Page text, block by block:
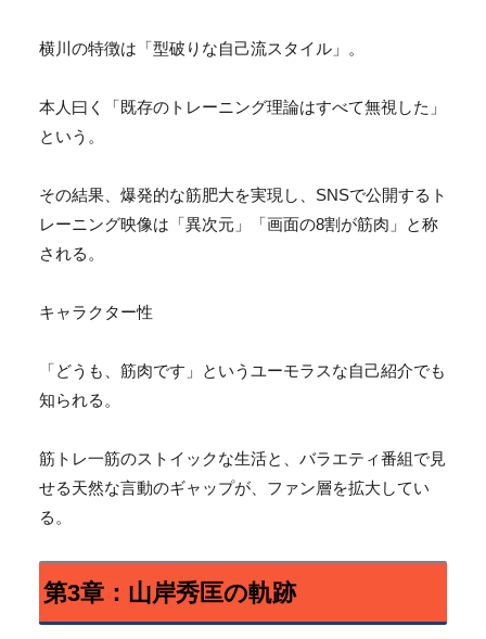
横川の特徴は「型破りな自己流スタイル」。
本人曰く「既存のトレーニング理論はすべて無視した」
という。
その結果、爆発的な筋肥大を実現し、 SNSで公開するト
レーニング映像は「異次元」「画面の8割が筋肉」と称
される。
キャラクター性
「どうも、筋肉です」というユーモラスな自己紹介でも
知られる。
筋トレ一筋のストイックな生活と、 バラエティ番組で見
せる天然な言動のギャップが、 ファン層を拡大してい
る。
第3章：山岸秀匡の軌跡